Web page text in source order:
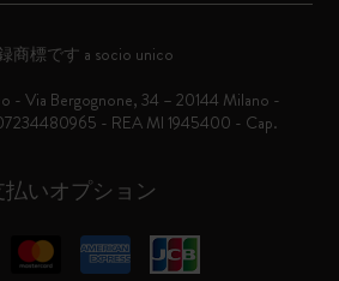
払いオプション
商標です a socio unico
- Via Bergognone, 34 – 20144 Milano -
- REA MI 1945400 - Cap.